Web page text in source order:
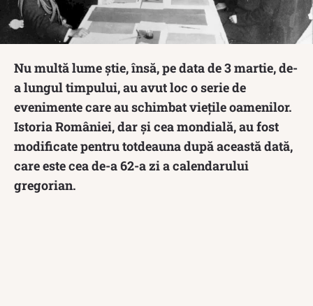
Nu multă lume știe, însă, pe data de 3 martie, de-
a lungul timpului, au avut loc o serie de
evenimente care au schimbat viețile oamenilor.
Istoria României, dar și cea mondială, au fost
modificate pentru totdeauna după această dată,
care este cea de-a 62-a zi a calendarului
gregorian.